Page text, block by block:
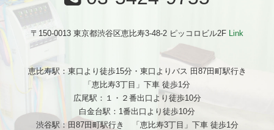
〒150-0013 東京都渋谷区恵比寿3-48-2 ピッコロビル2F Link
恵比寿駅：東口より徒歩15分・東口よりバス 田87田町駅行き
「恵比寿3丁目」下車 徒歩1分
広尾駅：１・２番出口より徒歩10分
白金台駅：1番出口より徒歩10分
渋谷駅：田87田町駅行き 「恵比寿3丁目」下車 徒歩1分